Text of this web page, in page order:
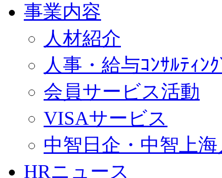
事業内容
人材紹介
人事・給与ｺﾝｻﾙﾃｨﾝ
会員サービス活動
VISAサービス
中智日企・中智上
HRニュース